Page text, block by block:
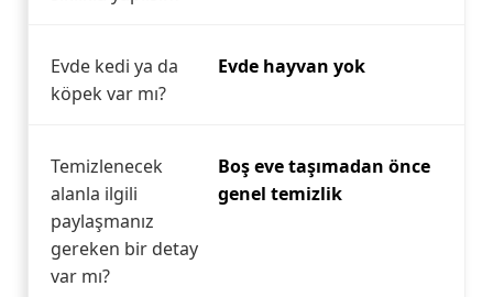
Evde kedi ya da
köpek var mı?
Evde hayvan yok
Temizlenecek
alanla ilgili
paylaşmanız
gereken bir detay
var mı?
Boş eve taşımadan önce
genel temizlik